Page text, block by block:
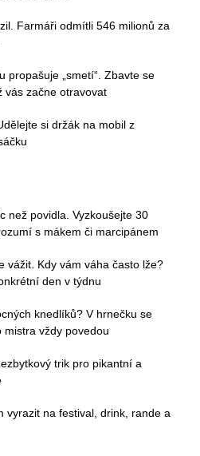
Farmáři odmítli 546 milionů za
propašuje „smetí“. Zbavte se
vás začne otravovat
si držák na mobil z
než povidla. Vyzkoušejte 30
s mákem či marcipánem
vážit. Kdy vám váha často lže?
den v týdnu
knedlíků? V hrnečku se
vždy povedou
trik pro pikantní a
vyrazit na festival, drink, rande a